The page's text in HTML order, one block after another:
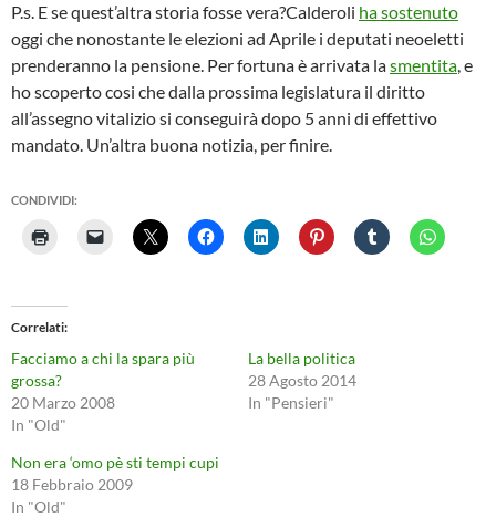
P.s. E se quest’altra storia fosse vera?Calderoli ha sostenuto
oggi che nonostante le elezioni ad Aprile i deputati neoeletti
prenderanno la pensione. Per fortuna è arrivata lasmentita, e
ho scoperto cosi che dalla prossima legislatura il diritto
all’assegno vitalizio si conseguirà dopo 5 anni di effettivo
mandato. Un’altra buona notizia, per finire.
CONDIVIDI:
Correlati
Facciamo a chi la spara più
grossa?
20 Marzo 2008
In "Old"
La bella politica
28 Agosto 2014
In "Pensieri"
Non era ‘omo pè sti tempi cupi
18 Febbraio 2009
In "Old"